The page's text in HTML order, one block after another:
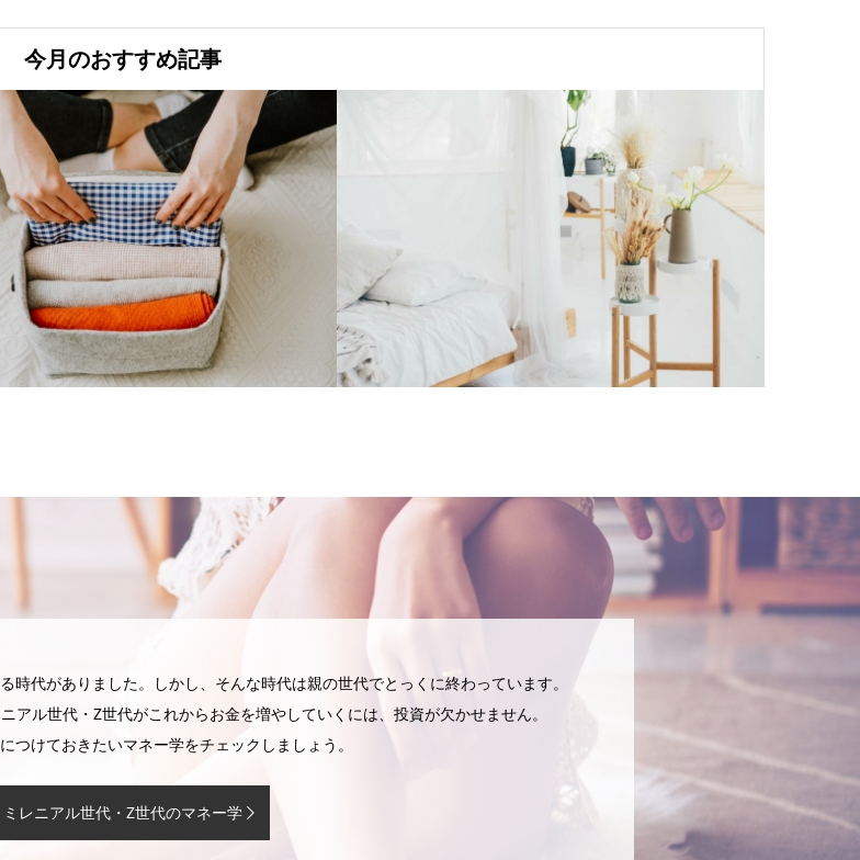
今月のおすすめ記事
時代がありました。しかし、そんな時代は親の世代でとっくに終わっています。
アル世代・Z世代がこれからお金を増やしていくには、投資が欠かせません。
つけておきたいマネー学をチェックしましょう。
ミレニアル世代・Z世代のマネー学